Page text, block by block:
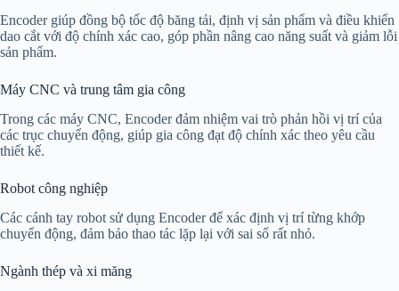
Encoder giúp đồng bộ tốc độ băng tải, định vị sản phẩm và điều khiển
dao cắt với độ chính xác cao, góp phần nâng cao năng suất và giảm lỗi
sản phẩm.
Máy CNC và trung tâm gia công
Trong các máy CNC, Encoder đảm nhiệm vai trò phản hồi vị trí của
các trục chuyển động, giúp gia công đạt độ chính xác theo yêu cầu
thiết kế.
Robot công nghiệp
Các cánh tay robot sử dụng Encoder để xác định vị trí từng khớp
chuyển động, đảm bảo thao tác lặp lại với sai số rất nhỏ.
Ngành thép và xi măng